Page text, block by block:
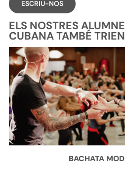
ESCRIU-NOS
ELS NOSTRES
CUBANA TAMBÉ
BACHATA